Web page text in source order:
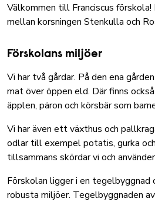
Välkommen till Franciscus
mellan korsningen Stenkulla och
Förskolans miljöer
Vi har två gårdar. På den ena
mat över öppen eld. Där finns
äpplen, päron och körsbär som
Vi har även ett växthus och
odlar till exempel potatis, gurka
tillsammans skördar vi och
Förskolan ligger i en tegelbyggnad
robusta miljöer. Tegelbyggnaden